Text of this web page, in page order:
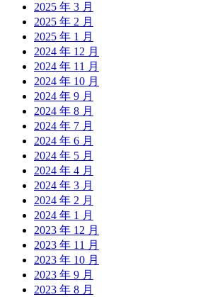
2025 年 3 月
2025 年 2 月
2025 年 1 月
2024 年 12 月
2024 年 11 月
2024 年 10 月
2024 年 9 月
2024 年 8 月
2024 年 7 月
2024 年 6 月
2024 年 5 月
2024 年 4 月
2024 年 3 月
2024 年 2 月
2024 年 1 月
2023 年 12 月
2023 年 11 月
2023 年 10 月
2023 年 9 月
2023 年 8 月